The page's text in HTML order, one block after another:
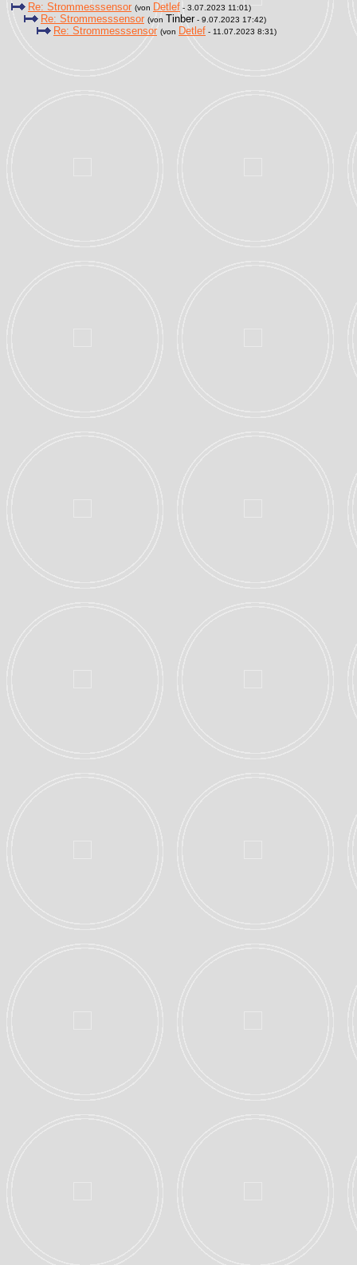
Re: Strommesssensor (von Detlef - 3.07.2023 11:01)
Re: Strommesssensor (von Tinber - 9.07.2023 17:42)
Re: Strommesssensor (von Detlef - 11.07.2023 8:31)